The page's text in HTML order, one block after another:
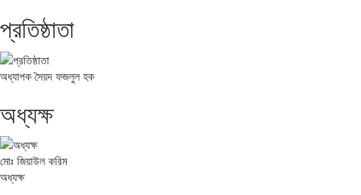
প্রতিষ্ঠাতা
অধ্যাপক সৈয়দ ফজলুল হক
অধ্যক্ষ
মোঃ জিয়াউল করিম
অধ্যক্ষ